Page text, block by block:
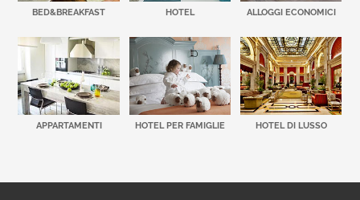
BED&BREAKFAST HOTEL ALLOGGI ECONOMICI
APPARTAMENTI HOTEL PER FAMIGLIE HOTEL DI LUSSO